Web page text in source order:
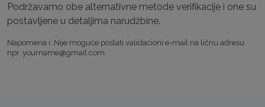
Podržavamo obe alternativne metode verifikacije i one su
postavljene u detaljima narudžbine.
Napomena i: Nije moguće poslati validacioni e-mail na ličnu adresu
npr. yourname@gmail.com.